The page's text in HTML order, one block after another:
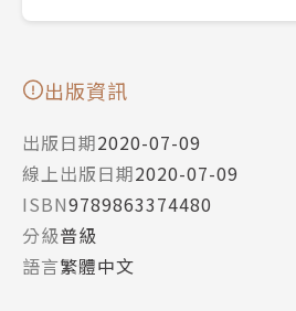
出版資訊
出版日期2020-07-09
線上出版日期2020-07-09
ISBN9789863374480
分級普級
語言繁體中文